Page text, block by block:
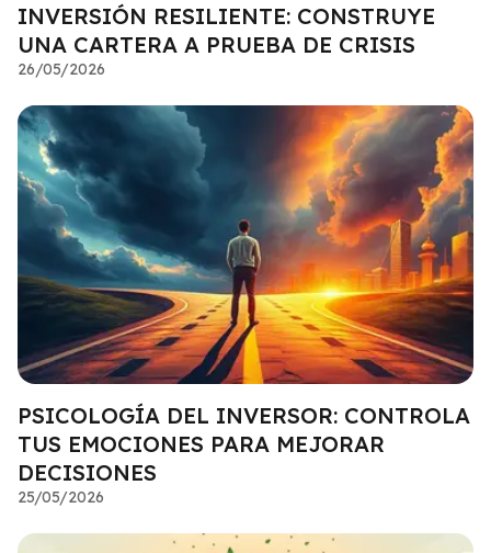
INVERSIÓN RESILIENTE: CONSTRUYE
UNA CARTERA A PRUEBA DE CRISIS
26/05/2026
PSICOLOGÍA DEL INVERSOR: CONTROLA
TUS EMOCIONES PARA MEJORAR
DECISIONES
25/05/2026